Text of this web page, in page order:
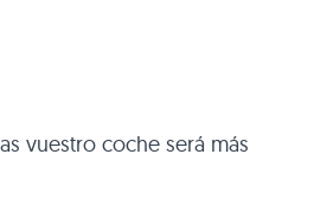
vuestro coche será más